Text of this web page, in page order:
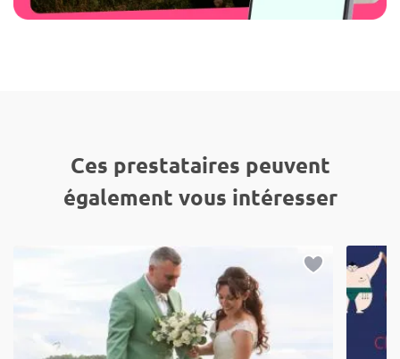
Ces prestataires peuvent
également vous intéresser